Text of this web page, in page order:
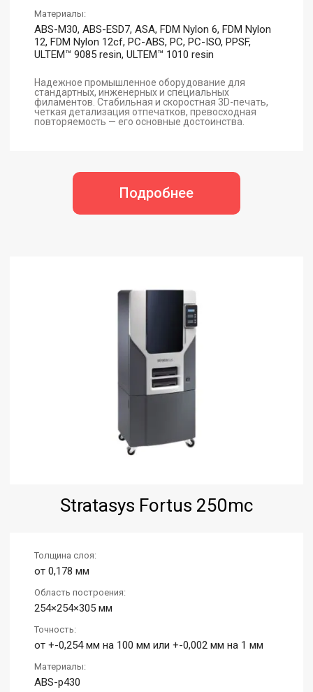
Материалы:
ABS-M30, ABS-ESD7, ASA, FDM Nylon 6, FDM Nylon
12, FDM Nylon 12cf, PC-ABS, PC, PC-ISO, PPSF,
ULTEM™ 9085 resin, ULTEM™ 1010 resin
Надежное промышленное оборудование для
стандартных, инженерных и специальных
филаментов. Стабильная и скоростная 3D-печать,
четкая детализация отпечатков, превосходная
повторяемость — его основные достоинства.
Подробнее
Stratasys Fortus 250mc
Толщина слоя:
от 0,178 мм
Область построения:
254×254×305 мм
Точность:
от +-0,254 мм на 100 мм или +-0,002 мм на 1 мм
Материалы:
ABS-p430